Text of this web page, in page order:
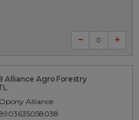
Alliance Agro Forestry
Opony Alliance